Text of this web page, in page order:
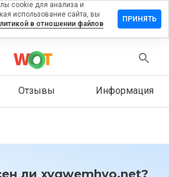
Отзывы Информация
ли xyqwemhyo.net?
cookie для анализа и
использование сайта, вы
в отношении файлов
ПРИНЯТЬ